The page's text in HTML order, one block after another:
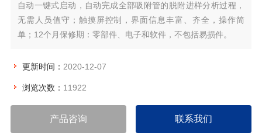
自动一键式启动，自动完成全部吸附管的脱附进样分析过程，
无需人员值守；触摸屏控制，界面信息丰富、齐全，操作简
单；12个月保修期：零部件、电子和软件，不包括易损件。
更新时间： 2020-12-07
浏览次数： 11922
产品咨询 联系我们